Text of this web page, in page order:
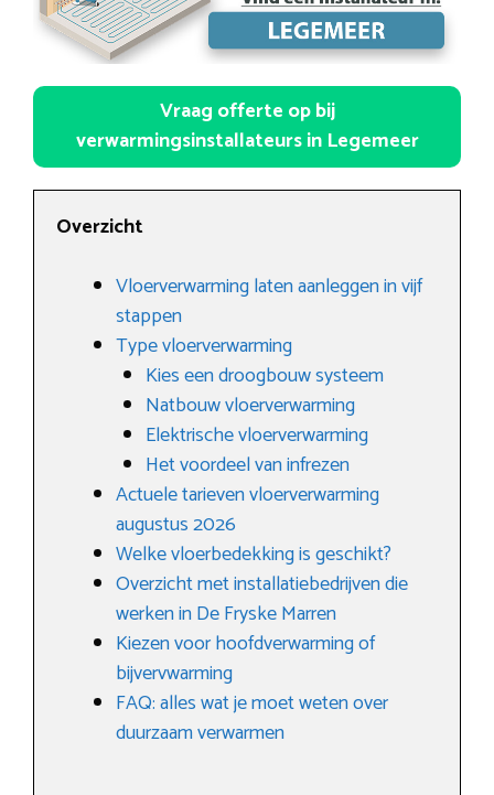
Vraag offerte op bij
verwarmingsinstallateurs in Legemeer
Overzicht
Vloerverwarming laten aanleggen in vijf
stappen
Type vloerverwarming
Kies een droogbouw systeem
Natbouw vloerverwarming
Elektrische vloerverwarming
Het voordeel van infrezen
Actuele tarieven vloerverwarming
augustus 2026
Welke vloerbedekking is geschikt?
Overzicht met installatiebedrijven die
werken in De Fryske Marren
Kiezen voor hoofdverwarming of
bijvervwarming
FAQ: alles wat je moet weten over
duurzaam verwarmen